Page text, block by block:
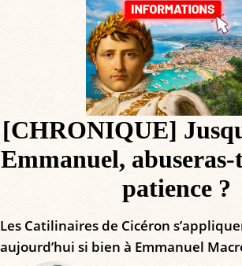
[CHRONIQUE]
Emmanuel,
patience ?
Les Catilinaires de Cicéron
aujourd’hui si bien à Emmanuel